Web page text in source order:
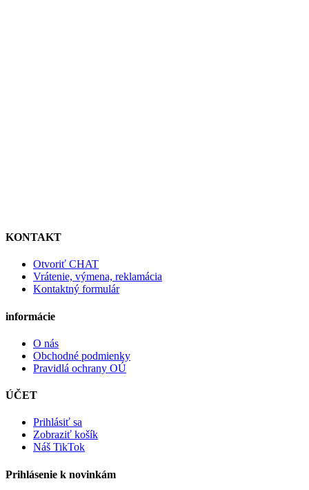
KONTAKT
Otvoriť CHAT
Vrátenie, výmena, reklamácia
Kontaktný formulár
informácie
O nás
Obchodné podmienky
Pravidlá ochrany OÚ
ÚČET
Prihlásiť sa
Zobraziť košík
Náš TikTok
Prihlásenie k novinkám